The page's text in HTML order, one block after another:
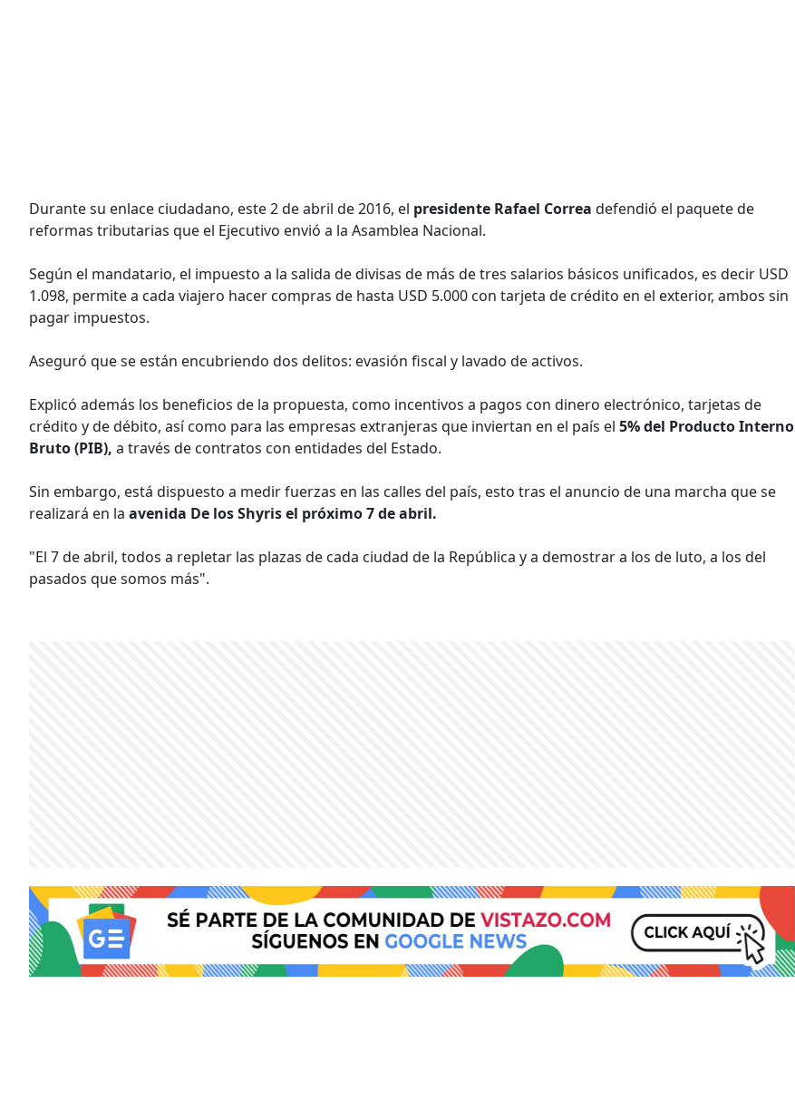
Durante su enlace ciudadano, este 2 de abril de 2016, el presidente Rafael Correa defendió el paquete de
reformas tributarias que el Ejecutivo envió a la Asamblea Nacional.
Según el mandatario, el impuesto a la salida de divisas de más de tres salarios básicos unificados, es decir USD
1.098, permite a cada viajero hacer compras de hasta USD 5.000 con tarjeta de crédito en el exterior, ambos sin
pagar impuestos.
Aseguró que se están encubriendo dos delitos: evasión fiscal y lavado de activos.
Explicó además los beneficios de la propuesta, como incentivos a pagos con dinero electrónico, tarjetas de
crédito y de débito, así como para las empresas extranjeras que inviertan en el país el 5% del Producto Interno
Bruto (PIB), a través de contratos con entidades del Estado.
Sin embargo, está dispuesto a medir fuerzas en las calles del país, esto tras el anuncio de una marcha que se
realizará en la avenida De los Shyris el próximo 7 de abril.
"El 7 de abril, todos a repletar las plazas de cada ciudad de la República y a demostrar a los de luto, a los del
pasados que somos más".